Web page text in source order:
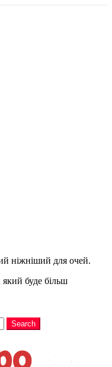
ніжніший для очей.
буде більш
Search